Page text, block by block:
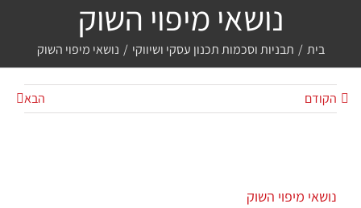
נושאי מיפוי השוק
בית / תבניות וסכמות תכנון עסקי ושיווקי / נושאי מיפוי השוק
הקודם הבא
נושאי מיפוי השוק